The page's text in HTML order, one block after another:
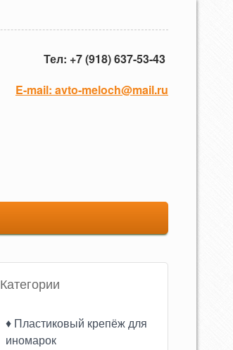
Тел: +7 (918) 637-53-43
E-mail: avto-meloch@mail.ru
Категории
♦ Пластиковый крепёж для
иномарок